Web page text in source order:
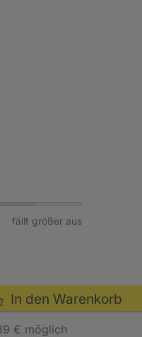
fällt größer aus
In den Warenkorb
€ möglich